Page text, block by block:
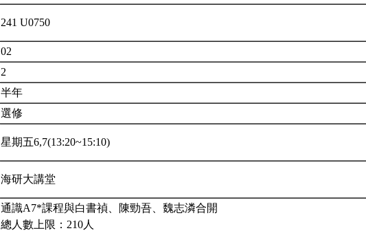
241 U0750
02
2
半年
選修
星期五6,7(13:20~15:10)
海研大講堂
通識A7*課程與白書禎、陳勁吾、魏志潾合開
總人數上限：210人